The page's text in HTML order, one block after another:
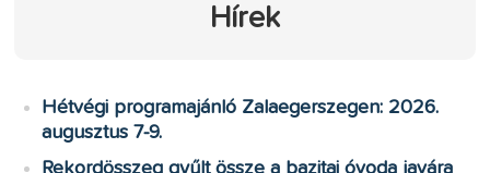
Hírek
Hétvégi programajánló Zalaegerszegen: 2026.
augusztus 7-9.
Rekordösszeg gyűlt össze a bazitai óvoda javára